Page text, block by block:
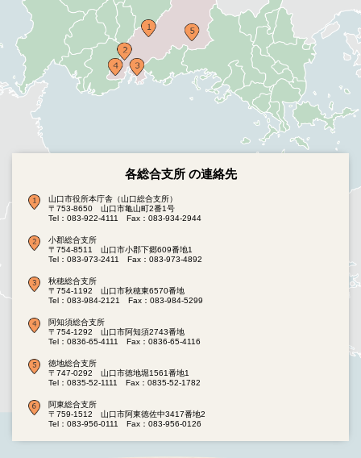
各総合支所 の連絡先
山口市役所本庁舎（山口総合支所）
〒753-8650 山口市亀山町2番1号
Tel：083-922-4111
Fax：083-934-2944
小郡総合支所
〒754-8511 山口市小郡下郷609番地1
Tel：083-973-2411
Fax：083-973-4892
秋穂総合支所
〒754-1192 山口市秋穂東6570番地
Tel：083-984-2121
Fax：083-984-5299
阿知須総合支所
〒754-1292 山口市阿知須2743番地
Tel：0836-65-4111
Fax：0836-65-4116
徳地総合支所
〒747-0292 山口市徳地堀1561番地1
Tel：0835-52-1111
Fax：0835-52-1782
阿東総合支所
〒759-1512 山口市阿東徳佐中3417番地2
Tel：083-956-0111
Fax：083-956-0126